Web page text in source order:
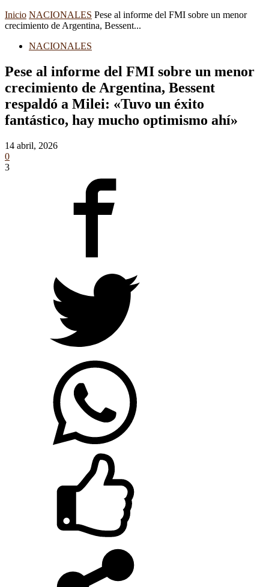
Inicio NACIONALES Pese al informe del FMI sobre un menor
crecimiento de Argentina, Bessent...
NACIONALES
Pese al informe del FMI sobre un menor
crecimiento de Argentina, Bessent
respaldó a Milei: «Tuvo un éxito
fantástico, hay mucho optimismo ahí»
14 abril, 2026
0
3